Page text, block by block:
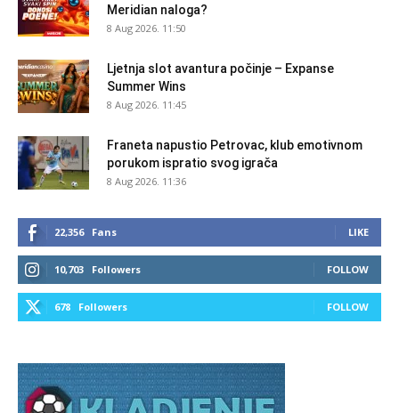
Meridian naloga?
8 Aug 2026. 11:50
Ljetnja slot avantura počinje – Expanse
Summer Wins
8 Aug 2026. 11:45
Franeta napustio Petrovac, klub emotivnom
porukom ispratio svog igrača
8 Aug 2026. 11:36
22,356 Fans LIKE
10,703 Followers FOLLOW
678 Followers FOLLOW